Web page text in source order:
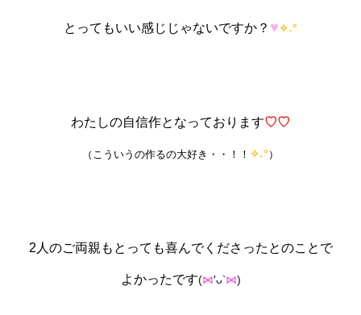
とってもいい感じじゃないですか？ ♥✧˖°
わたしの自信作となっております♡♡
（こういうの作るの大好き・・！！ ✧˖° ）
2人のご両親もとっても喜んでくださったとのことで
よかったです(⋈′ᴗ‵⋈)